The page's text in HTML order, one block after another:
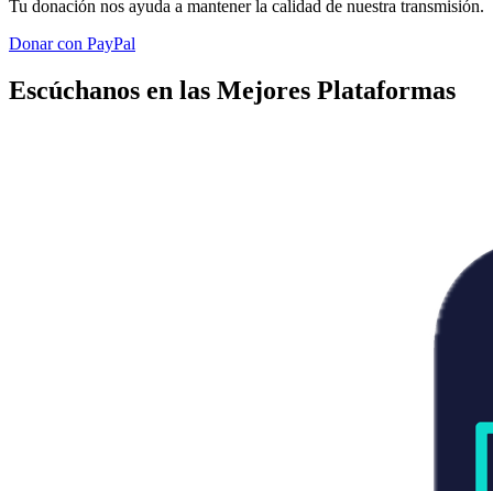
Tu donación nos ayuda a mantener la calidad de nuestra transmisión.
Donar con PayPal
Escúchanos en las Mejores Plataformas